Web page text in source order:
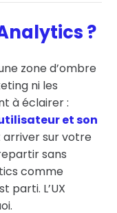
?
zone d’ombre
ni les
à éclairer :
et son
arriver sur votre
sans
comme
parti. L’UX